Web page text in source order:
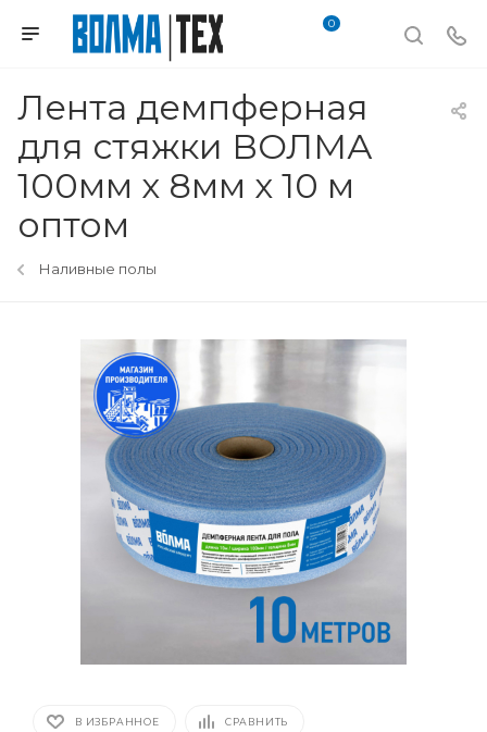
0
Лента демпферная
для стяжки ВОЛМА
100мм х 8мм х 10 м
оптом
Наливные полы
В ИЗБРАННОЕ СРАВНИТЬ